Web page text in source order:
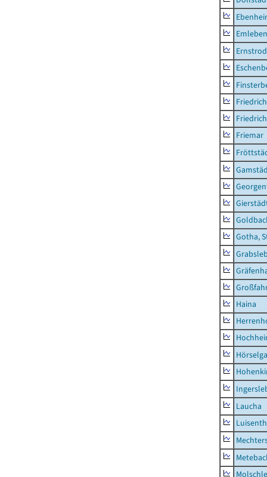
Emleben
Friemar
Gotha,
Haina
Laucha